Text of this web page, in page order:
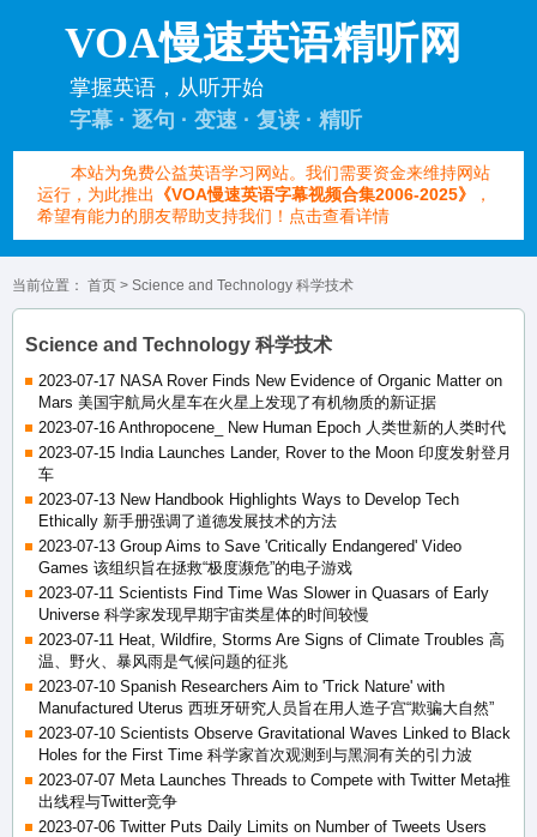
VOA慢速英语精听网
掌握英语，从听开始
字幕 · 逐句 · 变速 · 复读 · 精听
本站为免费公益英语学习网站。我们需要资金来维持网站
运行，为此推出
《VOA慢速英语字幕视频合集2006-2025》
，
希望有能力的朋友帮助支持我们！点击查看详情
当前位置： 首页 > Science and Technology 科学技术
Science and Technology 科学技术
2023-07-17 NASA Rover Finds New Evidence of Organic Matter on
Mars 美国宇航局火星车在火星上发现了有机物质的新证据
2023-07-16 Anthropocene_ New Human Epoch 人类世新的人类时代
2023-07-15 India Launches Lander, Rover to the Moon 印度发射登月
车
2023-07-13 New Handbook Highlights Ways to Develop Tech
Ethically 新手册强调了道德发展技术的方法
2023-07-13 Group Aims to Save 'Critically Endangered' Video
Games 该组织旨在拯救“极度濒危”的电子游戏
2023-07-11 Scientists Find Time Was Slower in Quasars of Early
Universe 科学家发现早期宇宙类星体的时间较慢
2023-07-11 Heat, Wildfire, Storms Are Signs of Climate Troubles 高
温、野火、暴风雨是气候问题的征兆
2023-07-10 Spanish Researchers Aim to 'Trick Nature' with
Manufactured Uterus 西班牙研究人员旨在用人造子宫“欺骗大自然”
2023-07-10 Scientists Observe Gravitational Waves Linked to Black
Holes for the First Time 科学家首次观测到与黑洞有关的引力波
2023-07-07 Meta Launches Threads to Compete with Twitter Meta推
出线程与Twitter竞争
2023-07-06 Twitter Puts Daily Limits on Number of Tweets Users